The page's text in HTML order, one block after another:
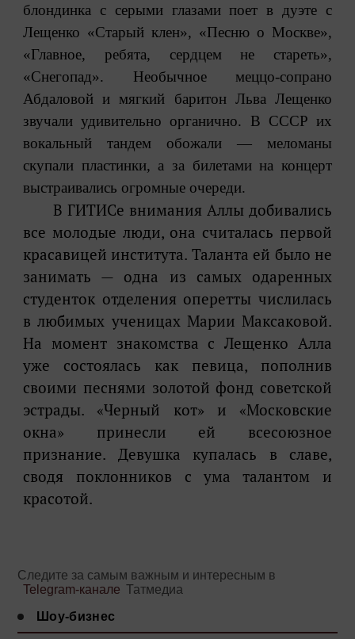
блондинка с серыми глазами поет в дуэте с
Лещенко «Старый клен», «Песню о Москве»,
«Главное, ребята, сердцем не стареть»,
«Снегопад». Необычное меццо-сопрано
Абдаловой и мягкий баритон Льва Лещенко
звучали удивительно органично. В СССР их
вокальный тандем обожали — меломаны
скупали пластинки, а за билетами на концерт
выстраивались огромные очереди.
В ГИТИСе внимания Аллы добивались
все молодые люди, она считалась первой
красавицей института. Таланта ей было не
занимать — одна из самых одаренных
студенток отделения оперетты числилась
в любимых ученицах Марии Максаковой.
На момент знакомства с Лещенко Алла
уже состоялась как певица, пополнив
своими песнями золотой фонд советской
эстрады. «Черный кот» и «Московские
окна» принесли ей всесоюзное
признание. Девушка купалась в славе,
сводя поклонников с ума талантом и
красотой.
Следите за самым важным и интересным в
Telegram-канале Татмедиа
Шоу-бизнес